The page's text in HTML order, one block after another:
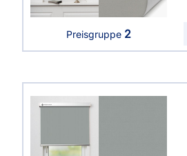
Preisgruppe 2